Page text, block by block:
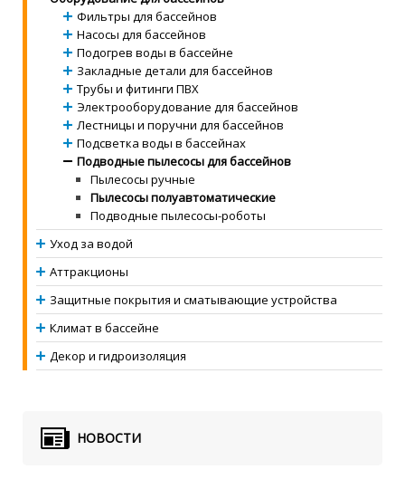
Фильтры для бассейнов
Насосы для бассейнов
Подогрев воды в бассейне
Закладные детали для бассейнов
Трубы и фитинги ПВХ
Электрооборудование для бассейнов
Лестницы и поручни для бассейнов
Подсветка воды в бассейнах
Подводные пылесосы для бассейнов
Пылесосы ручные
Пылесосы полуавтоматические
Подводные пылесосы-роботы
Уход за водой
Аттракционы
Защитные покрытия и сматывающие устройства
Климат в бассейне
Декор и гидроизоляция
НОВОСТИ